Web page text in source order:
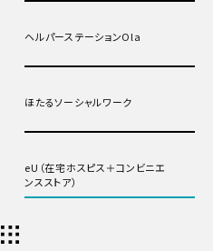
ヘルパーステーションOla
ほたるソーシャルワーク
eU（在宅ホスピス＋コンビニエ
ンスストア）